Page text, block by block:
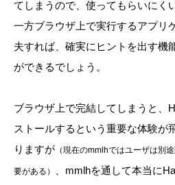
てしまうので、使ってもらいにく
一方ブラウザ上で実行するアプリ
夫すれば、確実にヒントを出す機
ができるでしょう。
ブラウザ上で完結してしまうと、
ストールするという重要な体験が
りますが （現在のmmlhではユーザは別
要がある）
、mmlhを通して本当に